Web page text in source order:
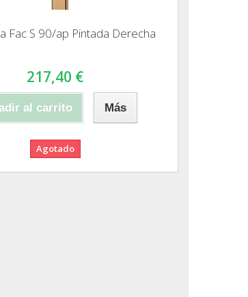
Fac S 90/ap Pintada Derecha
217,40 €
al carrito Más
Agotado